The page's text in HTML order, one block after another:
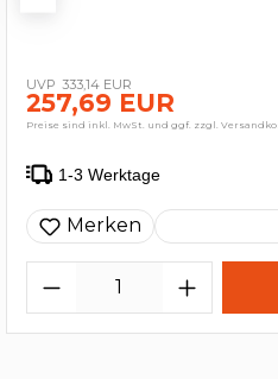
333,14 EUR
257,69 EUR
Preise sind inkl. MwSt. und ggf. zzgl.
1-3 Werktage
Merken